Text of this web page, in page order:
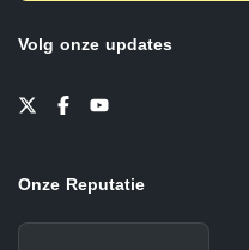
Volg onze updates
Onze Reputatie